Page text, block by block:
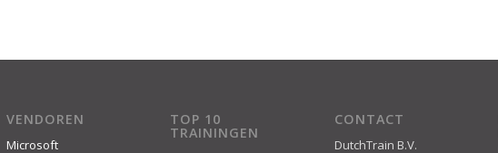
VENDOREN
Microsoft
TOP 10
TRAININGEN
CONTACT
DutchTrain B.V.